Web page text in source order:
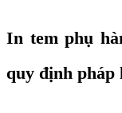
In tem phụ
quy định pháp